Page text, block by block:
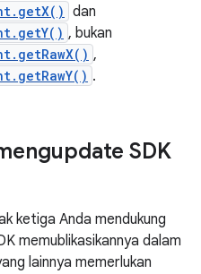
dan
, bukan
,
.
SDK
ketiga Anda mendukung
memublikasikannya dalam
lainnya memerlukan